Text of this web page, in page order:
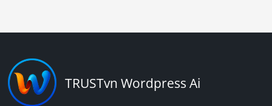
TRUSTvn Wordpress Ai